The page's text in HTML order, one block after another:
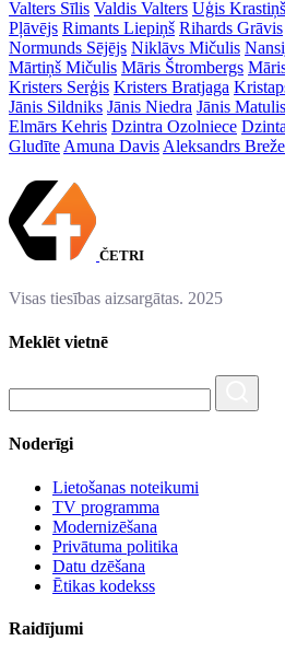
Valters Sīlis Valdis Valters Uģis Krastiņš
Pļāvējs Rimants Liepiņš Rihards Grāvis
Normunds Sējējs Niklāvs Mičulis
Mārtiņš Mičulis Māris Štrombergs
Kristers Serģis Kristers Bratjaga
Jānis Sildniks Jānis Niedra Jānis Matulis
Elmārs Kehris Dzintra Ozolniece
Gludīte Amuna Davis Aleksandrs Breže
ČETRI
Visas tiesības aizsargātas. 2025
Meklēt vietnē
Noderīgi
Lietošanas noteikumi
TV programma
Modernizēšana
Privātuma politika
Datu dzēšana
Ētikas kodekss
Raidījumi